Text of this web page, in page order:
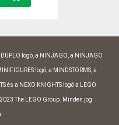
logó, a NINJAGO, a NINJAGO
logó, a MINDSTORMS, a
és a NEXO KNIGHTS logó a LEGO
The LEGO Group. Minden jog